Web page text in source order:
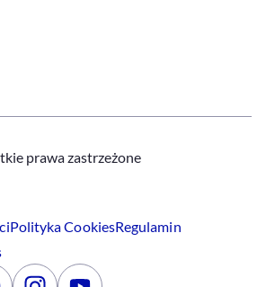
prawa zastrzeżone
PolitykaCookiesRegulamin